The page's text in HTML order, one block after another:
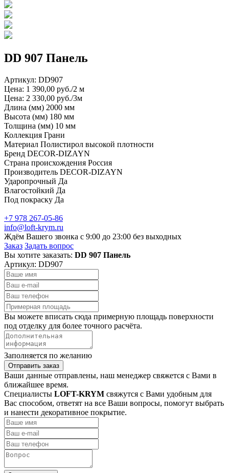
DD 907 Панель
Артикул: DD907
Цена: 1 390,00 руб./2 м
Цена: 2 330,00 руб./3м
Длина (мм) 2000 мм
Высота (мм) 180 мм
Толщина (мм) 10 мм
Коллекция Грани
Материал Полистирол высокой плотности
Бренд DECOR-DIZAYN
Страна происхождения Россия
Производитель DECOR-DIZAYN
Ударопрочный Да
Влагостойкий Да
Под покраску Да
+7 978 267-05-86
info@loft-krym.ru
Ждём Вашего звонка с 9:00 до 23:00 без выходных
Заказ Задать вопрос
Вы хотите заказать: DD 907 Панель
Артикул: DD907
Вы можете вписать сюда примерную площадь поверхности
под отделку для более точного расчёта.
Заполняется по желанию
Отправить заказ
Ваши данные отправлены, наш менеджер свяжется с Вами в
ближайшее время.
Специалисты LOFT-KRYM свяжутся с Вами удобным для
Вас способом, ответят на все Ваши вопросы, помогут выбрать
и нанести декоративное покрытие.